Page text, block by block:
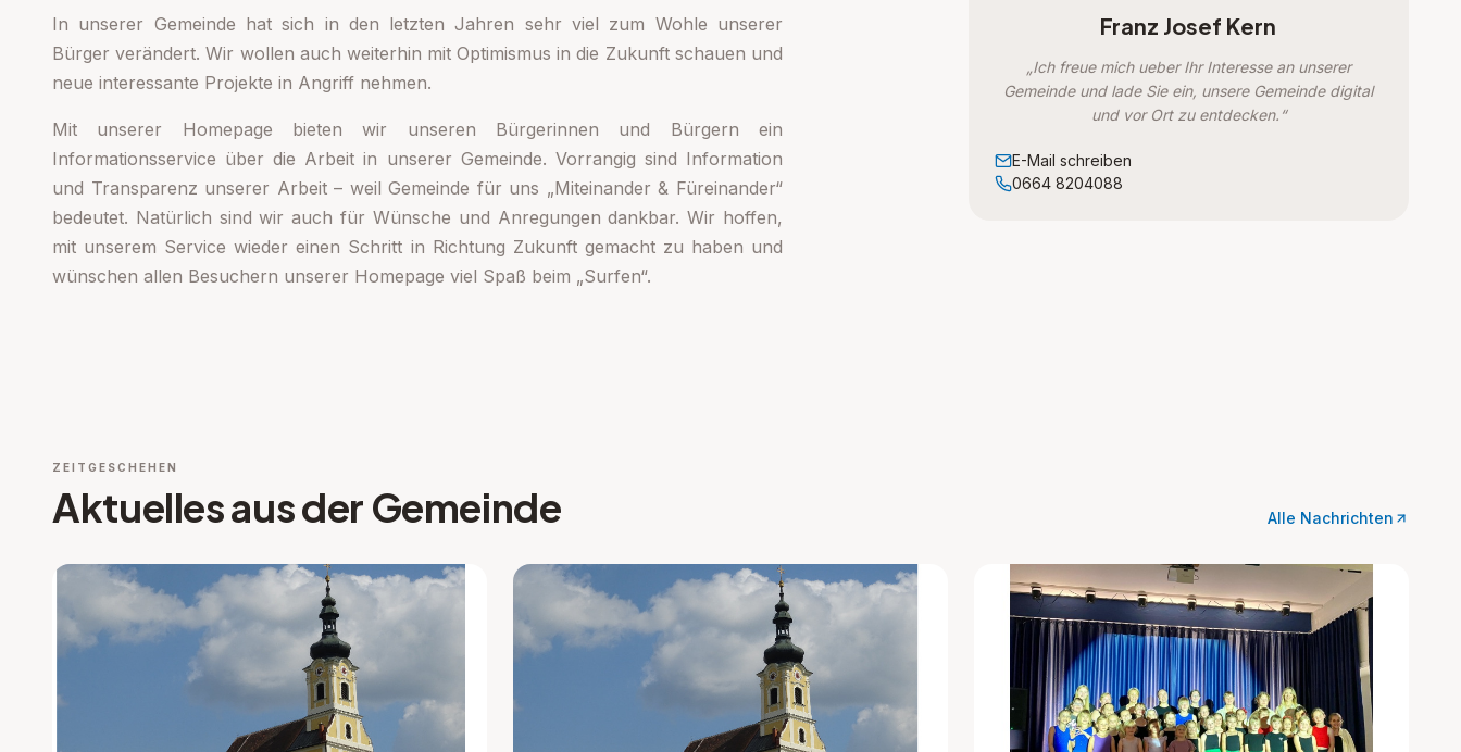
In unserer Gemeinde hat sich in den letzten Jahren sehr viel zum Wohle unserer
Bürger verändert. Wir wollen auch weiterhin mit Optimismus in die Zukunft schauen und
neue interessante Projekte in Angriff nehmen.
Mit unserer Homepage bieten wir unseren Bürgerinnen und Bürgern ein
Informationsservice über die Arbeit in unserer Gemeinde. Vorrangig sind Information
und Transparenz unserer Arbeit – weil Gemeinde für uns „Miteinander & Füreinander“
bedeutet. Natürlich sind wir auch für Wünsche und Anregungen dankbar. Wir hoffen,
mit unserem Service wieder einen Schritt in Richtung Zukunft gemacht zu haben und
wünschen allen Besuchern unserer Homepage viel Spaß beim „Surfen“.
Franz Josef Kern
„Ich freue mich ueber Ihr Interesse an unserer
Gemeinde und lade Sie ein, unsere Gemeinde digital
und vor Ort zu entdecken.“
E-Mail schreiben
0664 8204088
ZEITGESCHEHEN
Aktuelles aus der Gemeinde Alle Nachrichten